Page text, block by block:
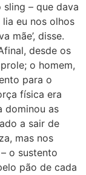
– que dava
lia eu nos olhos
mãe’, disse.
desde os
o homem,
para o
física era
dominou as
a sair de
mas nos
o sustento
pão de cada